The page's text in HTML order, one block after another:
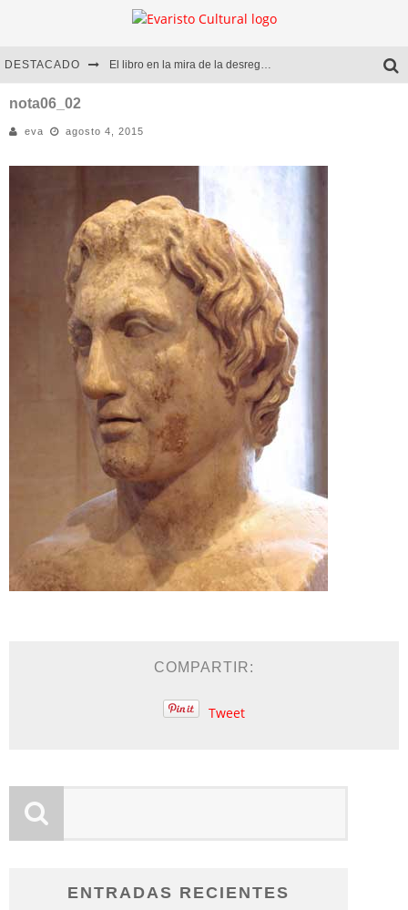
DESTACADO El libro en la mira de la desregulación
Diego Meret | Hotel Acapulco
nota06_02
eva agosto 4, 2015
COMPARTIR:
Tweet
ENTRADAS RECIENTES